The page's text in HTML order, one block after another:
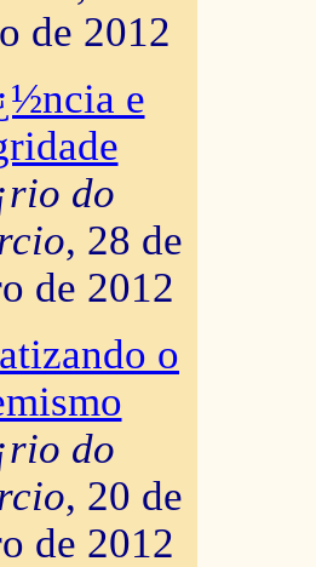
de 2012
e
do
, 28 de
de 2012
o
do
, 20 de
de 2012